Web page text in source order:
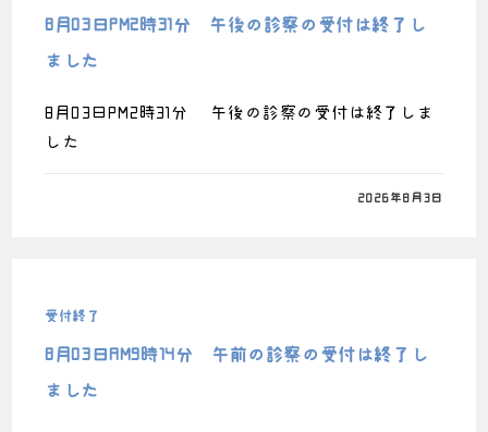
8月03日PM2時31分 午後の診察の受付は終了し
ました
8月03日PM2時31分 午後の診察の受付は終了しま
した
2026年8月3日
受付終了
8月03日AM9時14分 午前の診察の受付は終了し
ました